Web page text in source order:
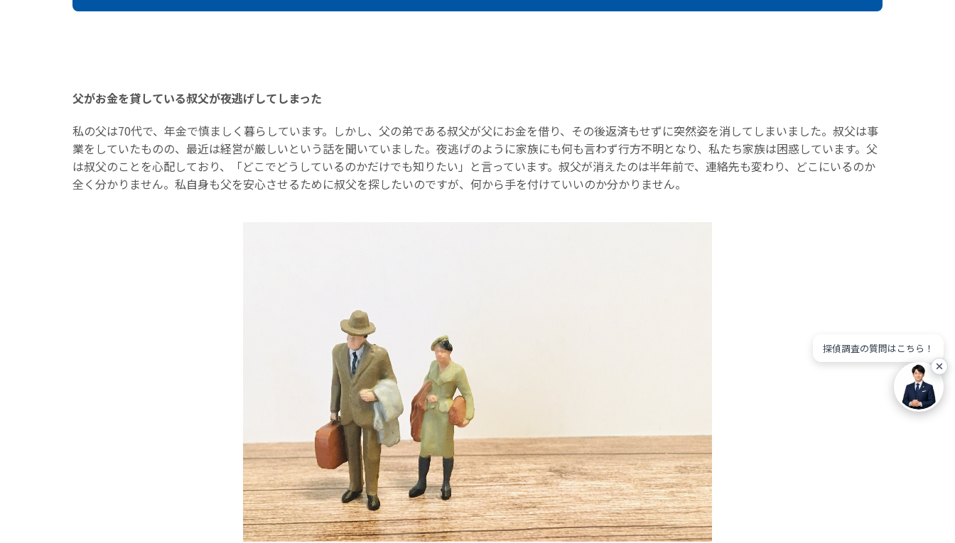
父がお金を貸している叔父が夜逃げしてしまった
私の父は70代で、年金で慎ましく暮らしています。しかし、父の弟である叔父が父にお金を借り、その後返済もせずに突然姿を消してしまいました。叔父は事
業をしていたものの、最近は経営が厳しいという話を聞いていました。夜逃げのように家族にも何も言わず行方不明となり、私たち家族は困惑しています。父
は叔父のことを心配しており、「どこでどうしているのかだけでも知りたい」と言っています。叔父が消えたのは半年前で、連絡先も変わり、どこにいるのか
全く分かりません。私自身も父を安心させるために叔父を探したいのですが、何から手を付けていいのか分かりません。
探偵調査の質問はこちら！